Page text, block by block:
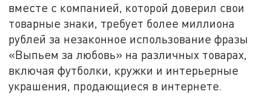
вместе с компанией, которой доверил свои
товарные знаки, требует более миллиона
рублей за незаконное использование фразы
«Выпьем за любовь» на различных товарах,
включая футболки, кружки и интерьерные
украшения, продающиеся в интернете.